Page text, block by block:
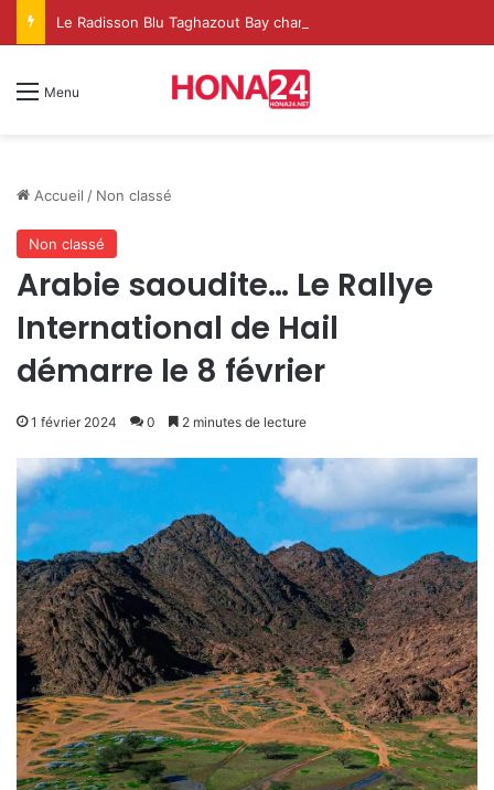
Menu
Accueil / Non classé
Non classé
Arabie saoudite… Le Rallye
International de Hail
démarre le 8 février
1 février 2024 0 2 minutes de lecture